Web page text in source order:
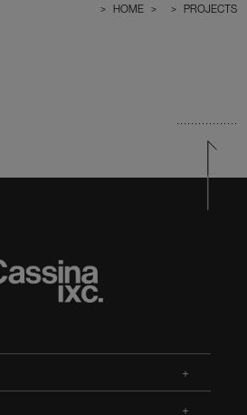
> HOME > > PROJECTS